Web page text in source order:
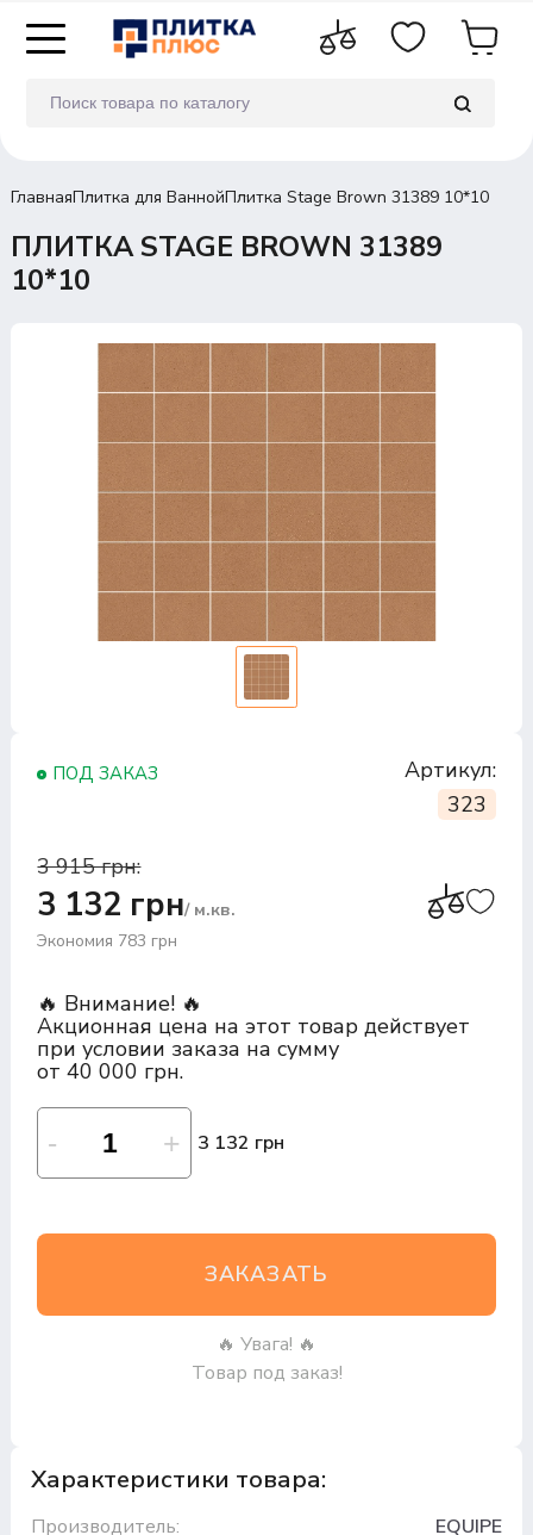
ГлавнаяПлитка для ВаннойПлитка Stage Brown 31389 10*10
ПЛИТКА STAGE BROWN 31389
10*10
ПОД ЗАКАЗ
Артикул:
323
3 915 грн:
3 132 грн/ м.кв.
Экономия 783 грн
🔥 Внимание! 🔥
Акционная цена на этот товар действует
при условии заказа на сумму
от 40 000 грн.
3 132 грн
ЗАКАЗАТЬ
🔥 Увага! 🔥
Товар под заказ!
Характеристики товара:
Производитель:
EQUIPE